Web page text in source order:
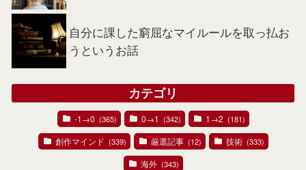
自分に課した窮屈なマイルールを取っ払お
うというお話
カテゴリ
-1→0 (365) 0→1 (342) 1→2 (181)
創作マインド (339) 厳選記事 (12) 技術 (333)
海外 (343)